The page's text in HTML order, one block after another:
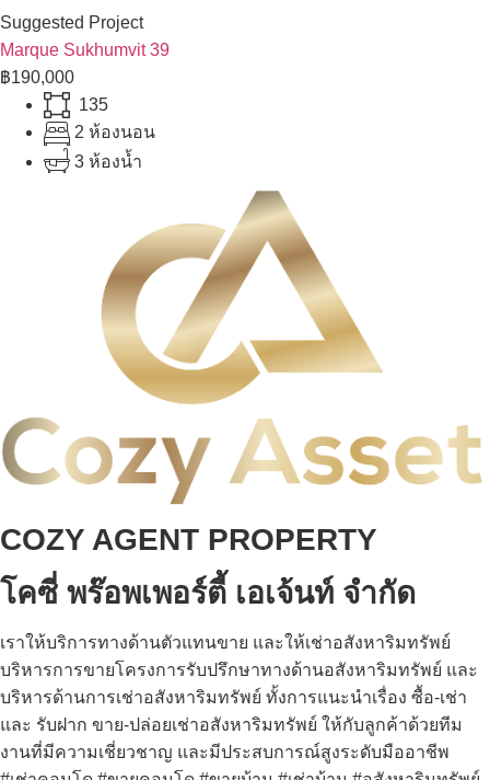
Suggested Project
Marque Sukhumvit 39
฿190,000
135
2 ห้องนอน
3 ห้องน้ำ
COZY AGENT PROPERTY
โคซี่ พร๊อพเพอร์ตี้ เอเจ้นท์ จำกัด
เราให้บริการทางด้านตัวแทนขาย และให้เช่าอสังหาริมทรัพย์
บริหารการขายโครงการรับปรึกษาทางด้านอสังหาริมทรัพย์ และ
บริหารด้านการเช่าอสังหาริมทรัพย์ ทั้งการแนะนำเรื่อง ซื้อ-เช่า
และ รับฝาก ขาย-ปล่อยเช่าอสังหาริมทรัพย์ ให้กับลูกค้าด้วยทีม
งานที่มีความเชี่ยวชาญ และมีประสบการณ์สูงระดับมืออาชีพ